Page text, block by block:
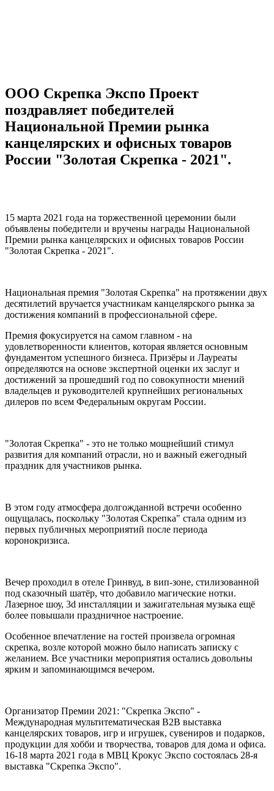
ООО Скрепка Экспо Проект
поздравляет победителей
Национальной Премии рынка
канцелярских и офисных товаров
России "Золотая Скрепка - 2021".
15 марта 2021 года на торжественной церемонии были
объявлены победители и вручены награды Национальной
Премии рынка канцелярских и офисных товаров России
"Золотая Скрепка - 2021".
Национальная премия "Золотая Скрепка" на протяжении двух
десятилетий вручается участникам канцелярского рынка за
достижения компаний в профессиональной сфере.
Премия фокусируется на самом главном - на
удовлетворенности клиентов, которая является основным
фундаментом успешного бизнеса. Призёры и Лауреаты
определяются на основе экспертной оценки их заслуг и
достижений за прошедший год по совокупности мнений
владельцев и руководителей крупнейших региональных
дилеров по всем Федеральным округам России.
"Золотая Скрепка" - это не только мощнейший стимул
развития для компаний отрасли, но и важный ежегодный
праздник для участников рынка.
В этом году атмосфера долгожданной встречи особенно
ощущалась, поскольку "Золотая Скрепка" стала одним из
первых публичных мероприятий после периода
коронокризиса.
Вечер проходил в отеле Гринвуд, в вип-зоне, стилизованной
под сказочный шатёр, что добавило магические нотки.
Лазерное шоу, 3d инсталляции и зажигательная музыка ещё
более повышали праздничное настроение.
Особенное впечатление на гостей произвела огромная
скрепка, возле которой можно было написать записку с
желанием. Все участники мероприятия остались довольны
ярким и запоминающимся вечером.
Организатор Премии 2021: "Скрепка Экспо" -
Международная мультитематическая B2B выставка
канцелярских товаров, игр и игрушек, сувениров и подарков,
продукции для хобби и творчества, товаров для дома и офиса.
16-18 марта 2021 года в МВЦ Крокус Экспо состоялась 28-я
выставка "Скрепка Экспо".